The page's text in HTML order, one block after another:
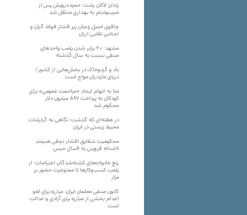
زندان لاکان رشت؛ حمزه درویش پس از
ضرب‌وشتم به بهداری منتقل شد
چاقوی اصیل زنجان زیر فشار فولاد گران و
اجناس تقلبی ارزان
مشهد؛ ۲۰ برابر شدن پلمب واحدهای
صنفی نسبت به سال گذشته
باد و گردوخاک در بخش‌هایی از کشور/
دریای مازندران مواج است
متا به اتهام ایجاد «مزاحمت عمومی» برای
کودکان به پرداخت ۵۶۷ میلیون دلار
محکوم شد
در هفته‌ای که گذشت؛ نگاهی به گزارشات
محیط زیستی در ایران
محکومیت شقایق افشار نجفی هنرمند
۱۸ساله قزوینی به ۹سال حبس
رنج خانواده‌های کشته‌شدگان اعتراضات؛ از
پلمب کسب‌وکارها تا ممنوعیت حضور بر
مزار
کانون صنفی معلمان ایران: مبارزه برای لغو
اعدام بخشی از مبارزه برای آزادی و عدالت
است